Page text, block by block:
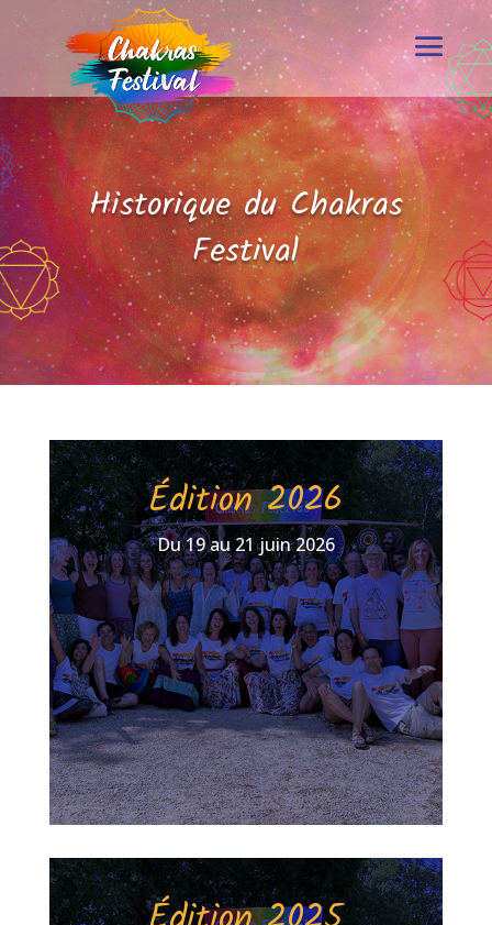
Historique du Chakras
Festival
Édition 2026
Du 19 au 21 juin 2026